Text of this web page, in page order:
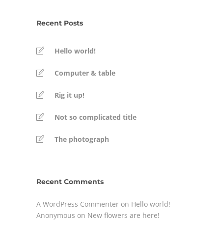
Recent Posts
Hello world!
Computer & table
Rig it up!
Not so complicated title
The photograph
Recent Comments
A WordPress Commenter on Hello world!
Anonymous on New flowers are here!